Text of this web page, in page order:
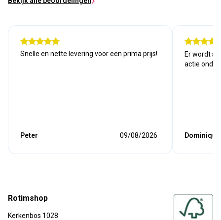
Snelle en nette levering voor een prima prijs!
Peter 09/08/2026
Er wordt
actie
Dominique
Rotimshop
Kerkenbos 1028